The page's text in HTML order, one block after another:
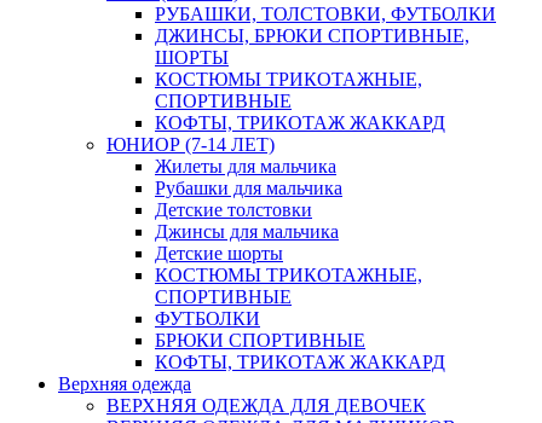
РУБАШКИ, ТОЛСТОВКИ, ФУТБОЛКИ
ДЖИНСЫ, БРЮКИ СПОРТИВНЫЕ,
ШОРТЫ
КОСТЮМЫ ТРИКОТАЖНЫЕ,
СПОРТИВНЫЕ
КОФТЫ, ТРИКОТАЖ ЖАККАРД
ЮНИОР (7-14 ЛЕТ)
Жилеты для мальчика
Рубашки для мальчика
Детские толстовки
Джинсы для мальчика
Детские шорты
КОСТЮМЫ ТРИКОТАЖНЫЕ,
СПОРТИВНЫЕ
ФУТБОЛКИ
БРЮКИ СПОРТИВНЫЕ
КОФТЫ, ТРИКОТАЖ ЖАККАРД
Верхняя одежда
ВЕРХНЯЯ ОДЕЖДА ДЛЯ ДЕВОЧЕК